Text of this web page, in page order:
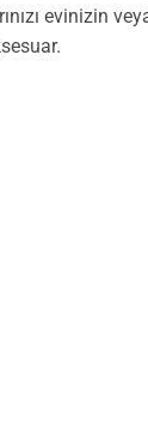
evinizin